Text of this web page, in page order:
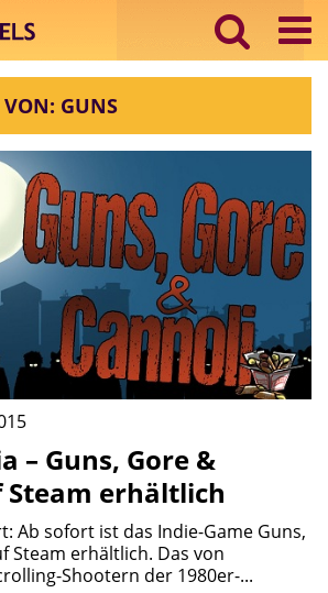
VON: GUNS
– Guns, Gore &
Steam erhältlich
Ab sofort ist das Indie-Game Guns,
Steam erhältlich. Das von
Shootern der 1980er-...